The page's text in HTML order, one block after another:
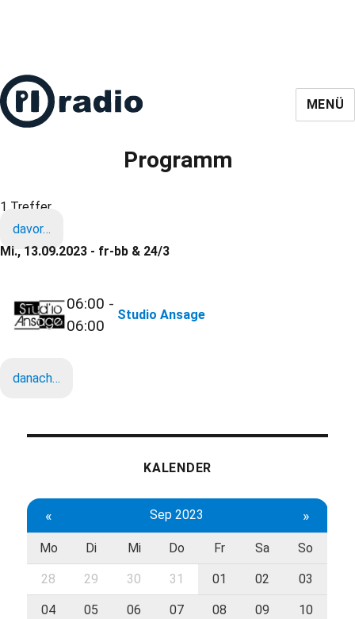
MENÜ
Programm
1 Treffer
davor…
Mi., 13.09.2023 - fr-bb & 24/3
06:00 -
06:00
Studio Ansage
danach…
KALENDER
« Sep 2023 »
Mo Di Mi Do Fr Sa So
28 29 30 31 01 02 03
04 05 06 07 08 09 10